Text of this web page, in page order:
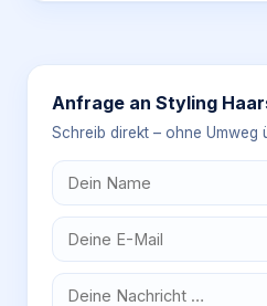
Anfrage an Styling
Schreib direkt – ohne Umweg